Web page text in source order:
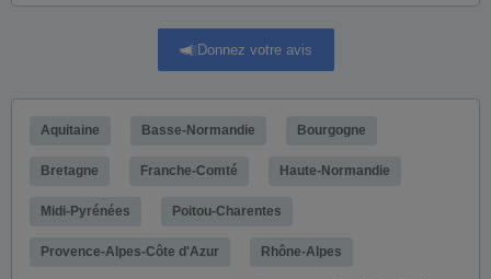
Donnez votre avis
Aquitaine Basse-Normandie Bourgogne
Bretagne Franche-Comté Haute-Normandie
Midi-Pyrénées Poitou-Charentes
Provence-Alpes-Côte d'Azur Rhône-Alpes